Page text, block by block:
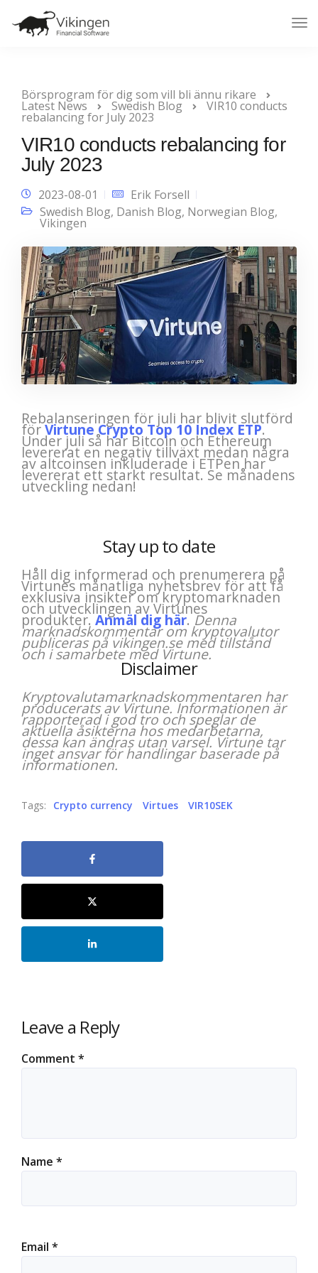
Börsprogram för dig som vill bli ännu rikare
Latest News Swedish Blog VIR10 conducts
rebalancing for July 2023
VIR10 conducts rebalancing for
July 2023
2023-08-01
Erik Forsell
Swedish Blog, Danish Blog, Norwegian Blog,
Vikingen
Rebalanseringen för juli har blivit slutförd
förVirtune Crypto Top 10 Index ETP.
Under juli så har Bitcoin och Ethereum
levererat en negativ tillväxt medan några
av altcoinsen inkluderade i ETPen har
levererat ett starkt resultat. Se månadens
utveckling nedan!
Stay up to date
Håll dig informerad och prenumerera på
Virtunes månatliga nyhetsbrev för att få
exklusiva insikter om kryptomarknaden
och utvecklingen av Virtunes
produkter.Anmäl dig här.Denna
marknadskommentar om kryptovalutor
publiceras på vikingen.se med tillstånd
och i samarbete med Virtune.
Disclaimer
Kryptovalutamarknadskommentaren har
producerats av Virtune. Informationen är
rapporterad i god tro och speglar de
aktuella åsikterna hos medarbetarna,
dessa kan ändras utan varsel. Virtune tar
inget ansvar för handlingar baserade på
informationen.
Tags: Crypto currency Virtues VIR10SEK
Leave a Reply
Comment *
Name *
Email *